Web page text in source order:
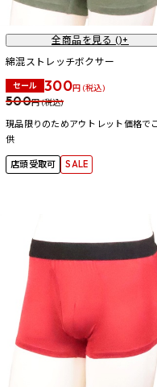
全商品を見る ()+
綿混ストレッチボクサー
セール 300円 (税込)
500円 (税込)
現品限りのためアウトレット価格で
供
店頭受取可 SALE